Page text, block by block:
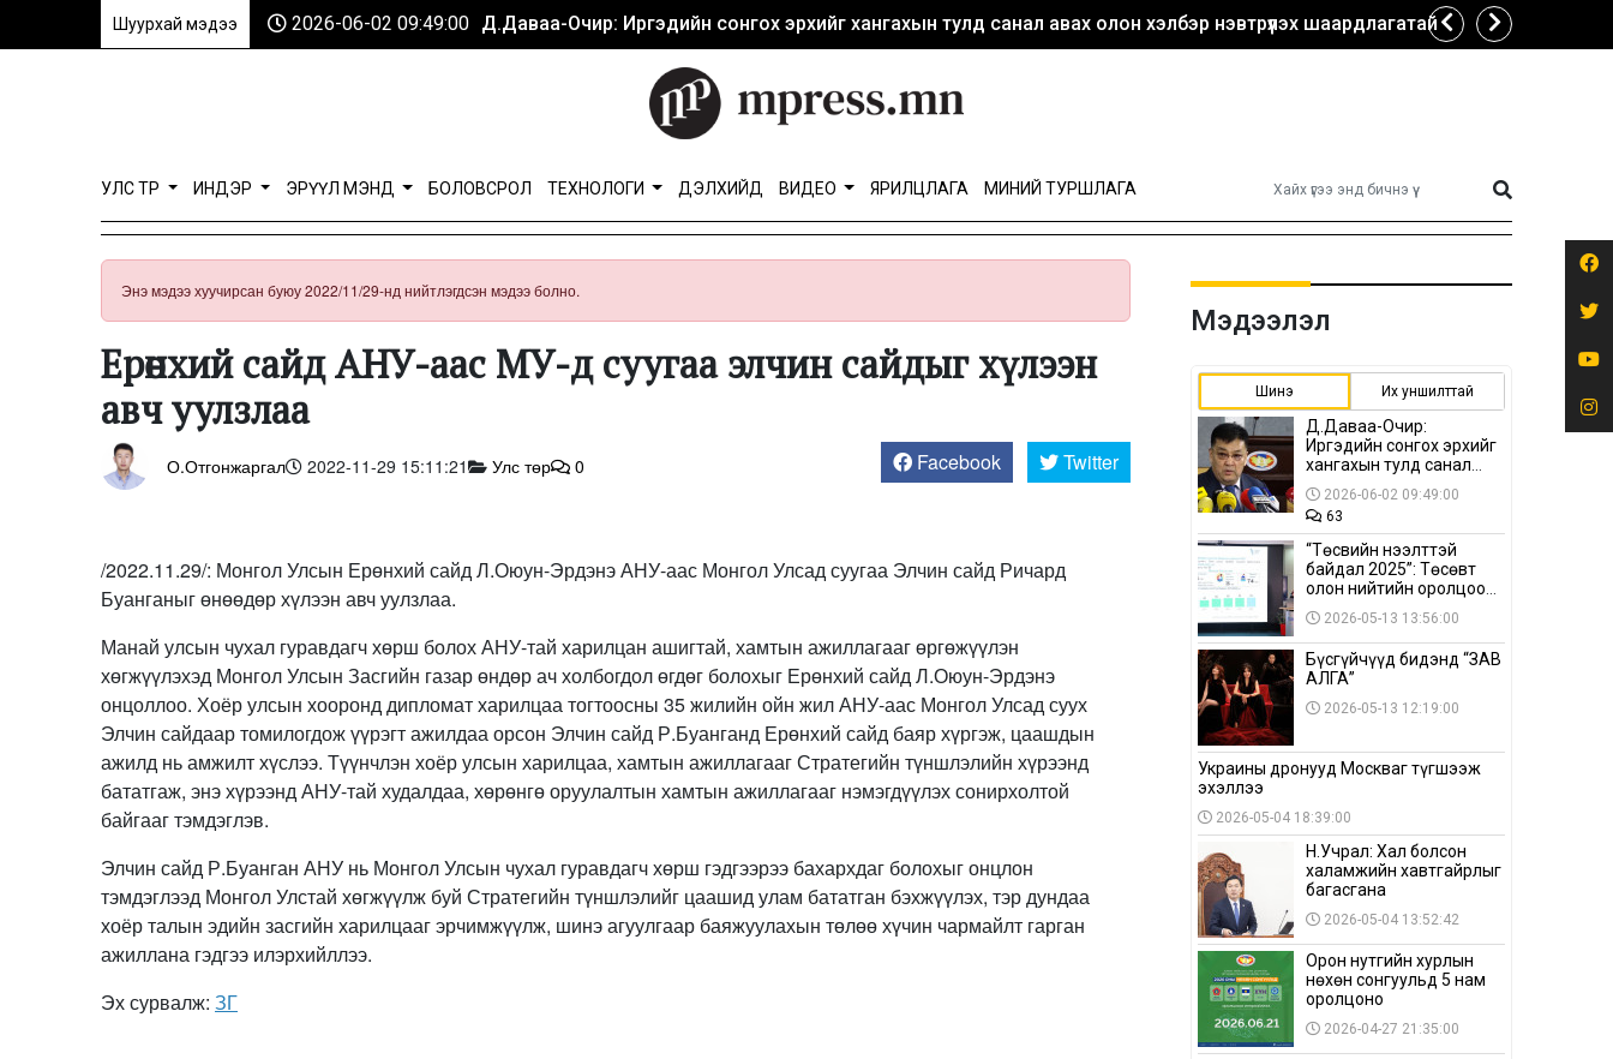
Шуурхай мэдээ 2026-06-02 09:49:00 Д.Даваа-Очир: Иргэдийн сонгох эрхийг хангахын тулд санал авах олон хэлбэр нэвтрүүлэх шаардлагатай
УЛС ТӨР ИНДЭР ЭРҮҮЛ МЭНД БОЛОВСРОЛ ТЕХНОЛОГИ ДЭЛХИЙД ВИДЕО ЯРИЛЦЛАГА МИНИЙ ТУРШЛАГА
Энэ мэдээ хуучирсан буюу 2022/11/29-нд нийтлэгдсэн мэдээ болно.
Ерөнхий сайд АНУ-аас МУ-д суугаа элчин сайдыг хүлээн
авч уулзлаа
О.Отгонжаргал 2022-11-29 15:11:21 Улс төр 0 Facebook Twitter
/2022.11.29/: Монгол Улсын Ерөнхий сайд Л.Оюун-Эрдэнэ АНУ-аас Монгол Улсад суугаа Элчин сайд Ричард
Буанганыг өнөөдөр хүлээн авч уулзлаа.
Манай улсын чухал гуравдагч хөрш болох АНУ-тай харилцан ашигтай, хамтын ажиллагааг өргөжүүлэн
хөгжүүлэхэд Монгол Улсын Засгийн газар өндөр ач холбогдол өгдөг болохыг Ерөнхий сайд Л.Оюун-Эрдэнэ
онцоллоо. Хоёр улсын хооронд дипломат харилцаа тогтоосны 35 жилийн ойн жил АНУ-аас Монгол Улсад суух
Элчин сайдаар томилогдож үүрэгт ажилдаа орсон Элчин сайд Р.Буанганд Ерөнхий сайд баяр хүргэж, цаашдын
ажилд нь амжилт хүслээ. Түүнчлэн хоёр улсын харилцаа, хамтын ажиллагааг Стратегийн түншлэлийн хүрээнд
бататгаж, энэ хүрээнд АНУ-тай худалдаа, хөрөнгө оруулалтын хамтын ажиллагааг нэмэгдүүлэх сонирхолтой
байгааг тэмдэглэв.
Элчин сайд Р.Буанган АНУ нь Монгол Улсын чухал гуравдагч хөрш гэдгээрээ бахархдаг болохыг онцлон
тэмдэглээд Монгол Улстай хөгжүүлж буй Стратегийн түншлэлийг цаашид улам бататган бэхжүүлэх, тэр дундаа
хоёр талын эдийн засгийн харилцааг эрчимжүүлж, шинэ агуулгаар баяжуулахын төлөө хүчин чармайлт гарган
ажиллана гэдгээ илэрхийллээ.
Эх сурвалж: ЗГ
Мэдээлэл
Шинэ Их уншилттай
Д.Даваа-Очир:
Иргэдийн сонгох эрхийг
хангахын тулд санал
авах олон хэлбэр
нэвтрүүлэх
шаардлагатай
2026-06-02 09:49:00
63
“Төсвийн нээлттэй
байдал 2025”: Төсөвт
олон нийтийн оролцоо
бага байна
2026-05-13 13:56:00
Бүсгүйчүүд бидэнд “ЗАВ
АЛГА”
2026-05-13 12:19:00
Украины дронууд Москваг түгшээж
эхэллээ
2026-05-04 18:39:00
Н.Учрал: Хал болсон
халамжийн хавтгайрлыг
багасгана
2026-05-04 13:52:42
Орон нутгийн хурлын
нөхөн сонгуульд 5 нам
оролцоно
2026-04-27 21:35:00